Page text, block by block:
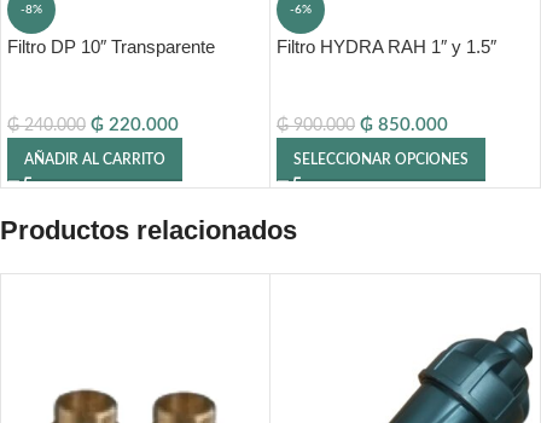
-8%
Filtro DP 10″ Transparente
₲240.000 ₲ 220.000
AÑADIR AL CARRITO
-6%
Filtro HYDRA RAH 1″ y 1.5″
₲900.000 ₲ 850.000
SELECCIONAR OPCIONES
Productos relacionados